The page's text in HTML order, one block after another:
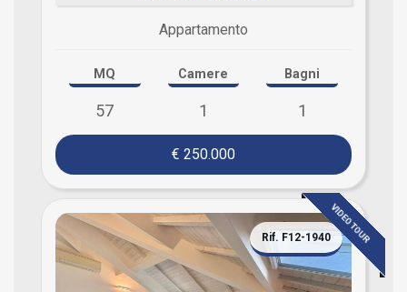
Appartamento
MQ
57
Camere
1
Bagni
1
€ 250.000
VIDEO TOUR
Rif. F12-1940